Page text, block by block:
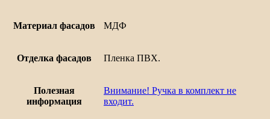
Материал фасадов МДФ
Отделка фасадов Пленка ПВХ.
Полезная
информация
Внимание! Ручка в комплект не
входит.